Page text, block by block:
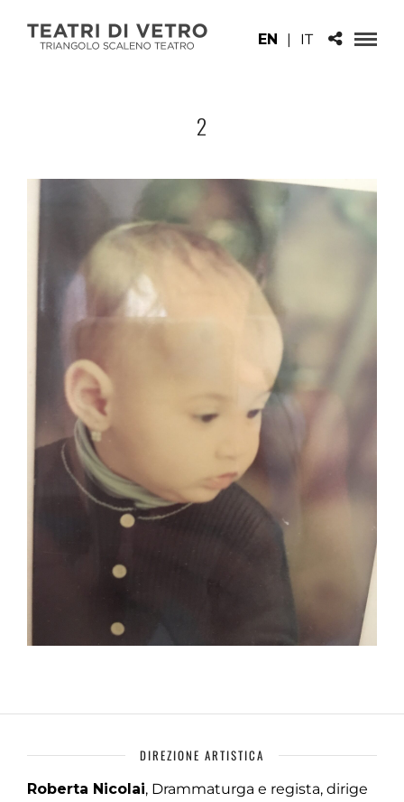
EN | IT
2
DIREZIONE ARTISTICA
Roberta Nicolai, Drammaturga e regista, dirige